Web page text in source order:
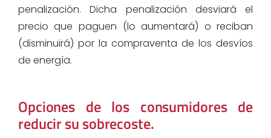
penalización. Dicha penalización desviará el
precio que paguen (lo aumentará) o reciban
(disminuirá) por la compraventa de los desvíos
de energía.
Opciones de los consumidores de
reducir su sobrecoste.